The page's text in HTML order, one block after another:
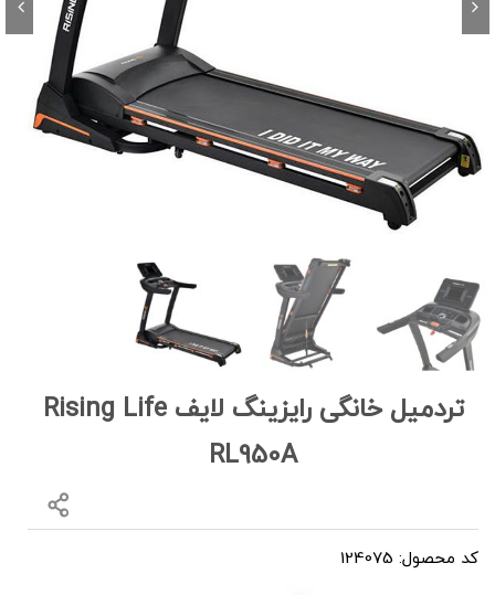
تردمیل خانگی رایزینگ لایف Rising Life
RL950A
کد محصول: 124075